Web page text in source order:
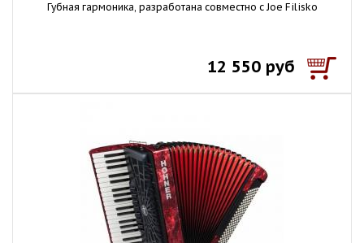
Губная гармоника, разработана совместно с Joe Filisko
12 550 руб